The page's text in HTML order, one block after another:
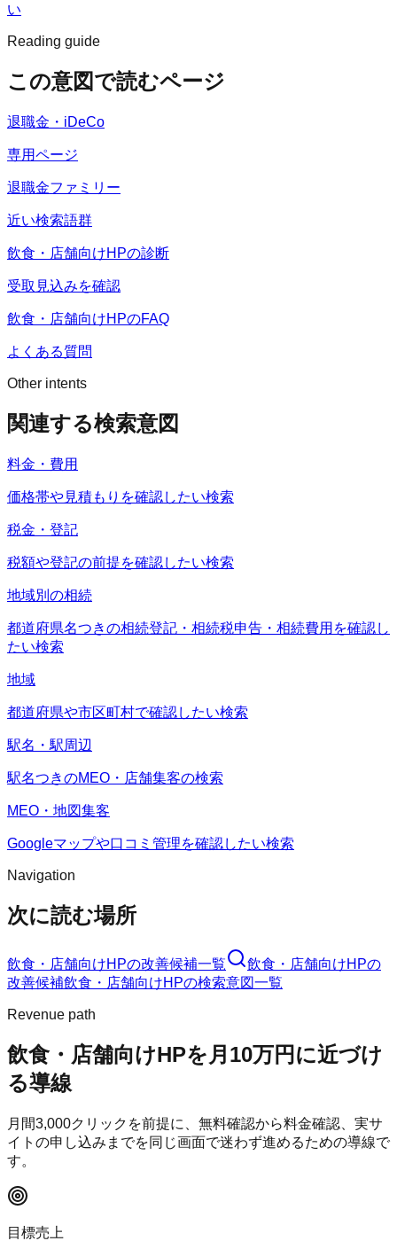
い
Reading guide
この意図で読むページ
退職金・iDeCo
専用ページ
退職金ファミリー
近い検索語群
飲食・店舗向けHPの診断
受取見込みを確認
飲食・店舗向けHPのFAQ
よくある質問
Other intents
関連する検索意図
料金・費用
価格帯や見積もりを確認したい検索
税金・登記
税額や登記の前提を確認したい検索
地域別の相続
都道府県名つきの相続登記・相続税申告・相続費用を確認し
たい検索
地域
都道府県や市区町村で確認したい検索
駅名・駅周辺
駅名つきのMEO・店舗集客の検索
MEO・地図集客
Googleマップや口コミ管理を確認したい検索
Navigation
次に読む場所
飲食・店舗向けHPの改善候補一覧 飲食・店舗向けHPの
改善候補飲食・店舗向けHPの検索意図一覧
Revenue path
飲食・店舗向けHPを月10万円に近づけ
る導線
月間3,000クリックを前提に、無料確認から料金確認、実サ
イトの申し込みまでを同じ画面で迷わず進めるための導線で
す。
目標売上